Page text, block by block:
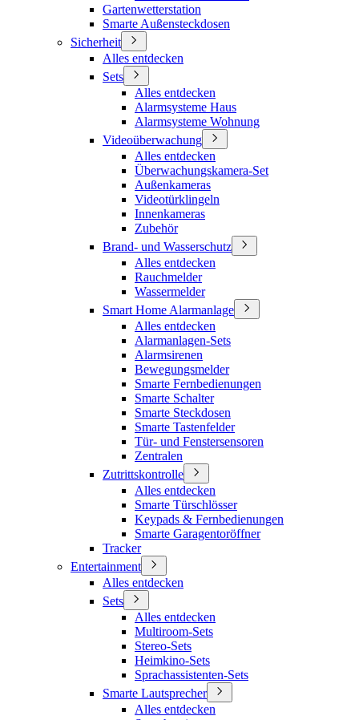
Gartenwetterstation
Smarte Außensteckdosen
Sicherheit
Alles entdecken
Sets
Alles entdecken
Alarmsysteme Haus
Alarmsysteme Wohnung
Videoüberwachung
Alles entdecken
Überwachungskamera-Set
Außenkameras
Videotürklingeln
Innenkameras
Zubehör
Brand- und Wasserschutz
Alles entdecken
Rauchmelder
Wassermelder
Smart Home Alarmanlage
Alles entdecken
Alarmanlagen-Sets
Alarmsirenen
Bewegungsmelder
Smarte Fernbedienungen
Smarte Schalter
Smarte Steckdosen
Smarte Tastenfelder
Tür- und Fenstersensoren
Zentralen
Zutrittskontrolle
Alles entdecken
Smarte Türschlösser
Keypads & Fernbedienungen
Smarte Garagentoröffner
Tracker
Entertainment
Alles entdecken
Sets
Alles entdecken
Multiroom-Sets
Stereo-Sets
Heimkino-Sets
Sprachassistenten-Sets
Smarte Lautsprecher
Alles entdecken